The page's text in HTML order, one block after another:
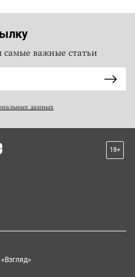
важные статьи
данных
18+